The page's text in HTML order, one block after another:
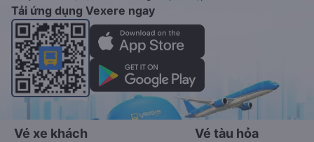
Tải ứng dụng Vexere ngay
Vé xe khách Vé tàu hỏa